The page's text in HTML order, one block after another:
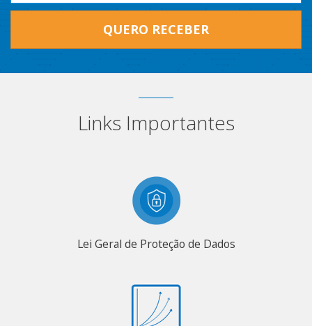
QUERO RECEBER
Links Importantes
Lei Geral de Proteção de Dados